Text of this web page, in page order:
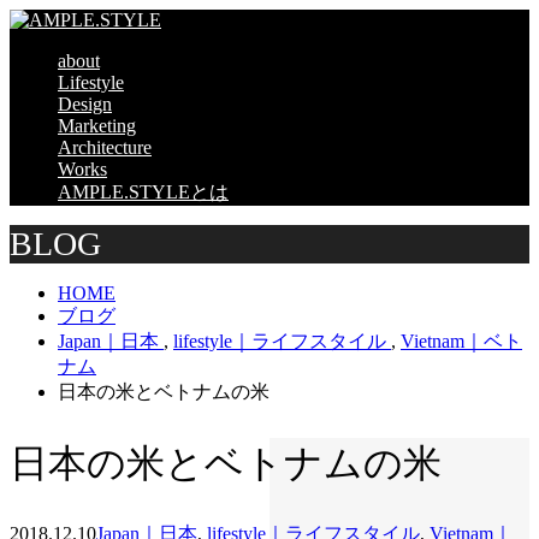
about
Lifestyle
Design
Marketing
Architecture
Works
AMPLE.STYLEとは
BLOG
HOME
ブログ
Japan｜日本 , lifestyle｜ライフスタイル , Vietnam｜ベト
ナム
日本の米とベトナムの米
日本の米とベトナムの米
2018.12.10Japan｜日本, lifestyle｜ライフスタイル, Vietnam｜